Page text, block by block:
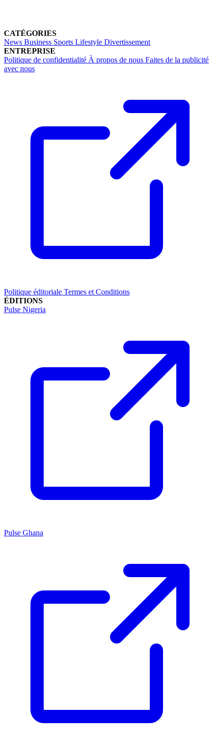
CATÉGORIES
News Business Sports Lifestyle Divertissement
ENTREPRISE
Politique de confidentialité À propos de nous Faites de la publicité
avec nous
Politique éditoriale Termes et Conditions
ÉDITIONS
Pulse Nigeria
Pulse Ghana